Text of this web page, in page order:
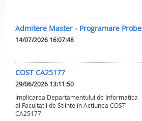
Admitere Master - Programare Probe
14/07/2026 16:07:48
COST CA25177
29/06/2026 13:11:50
Implicarea Departamentului de Informatica
al Facultatii de Stiinte în Actiunea COST
CA25177